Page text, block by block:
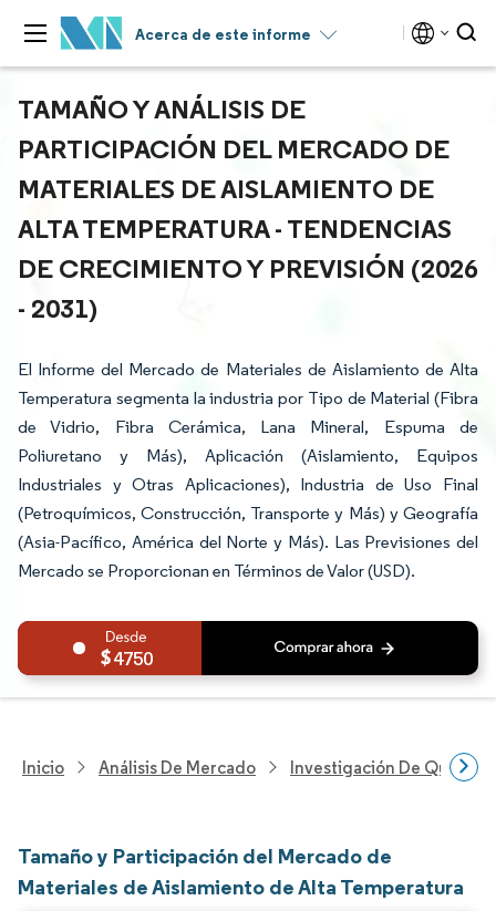
Acerca de este informe
TAMAÑO Y ANÁLISIS DE
PARTICIPACIÓN DEL MERCADO DE
MATERIALES DE AISLAMIENTO DE
ALTA TEMPERATURA - TENDENCIAS
DE CRECIMIENTO Y PREVISIÓN (2026
- 2031)
El Informe del Mercado de Materiales de Aislamiento de Alta
Temperatura segmenta la industria por Tipo de Material (Fibra
de Vidrio, Fibra Cerámica, Lana Mineral, Espuma de
Poliuretano y Más), Aplicación (Aislamiento, Equipos
Industriales y Otras Aplicaciones), Industria de Uso Final
(Petroquímicos, Construcción, Transporte y Más) y Geografía
(Asia-Pacífico, América del Norte y Más). Las Previsiones del
Mercado se Proporcionan en Términos de Valor (USD).
4750
Inicio Análisis De Mercado Investigación De
Tamaño y Participación del Mercado de
Materiales de Aislamiento de Alta Temperatura